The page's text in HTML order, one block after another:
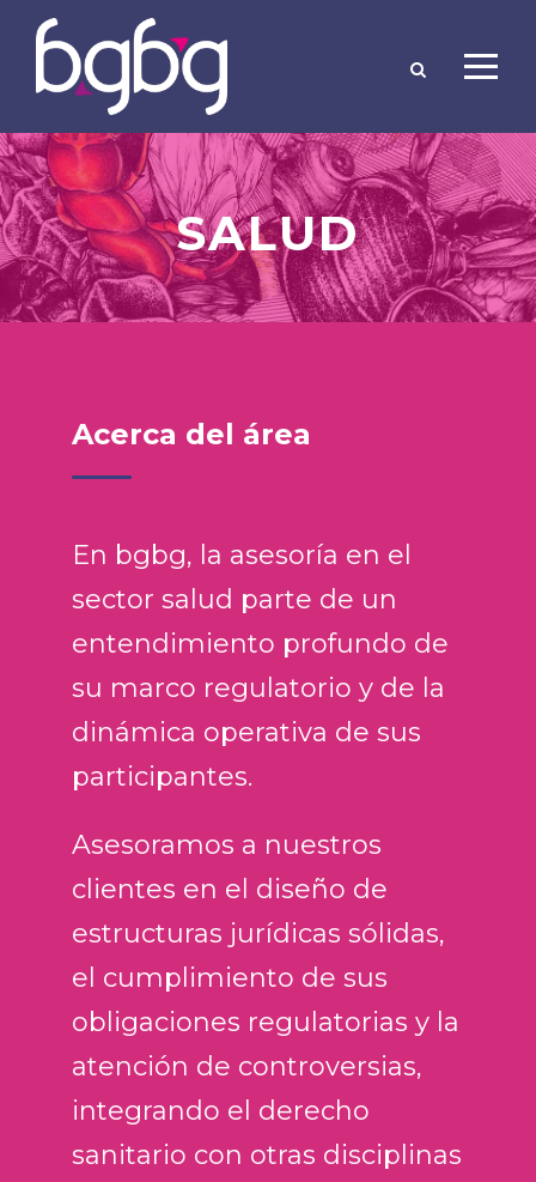
SALUD
Acerca del área
En bgbg, la asesoría en el
sector salud parte de un
entendimiento profundo de
su marco regulatorio y de la
dinámica operativa de sus
participantes.
Asesoramos a nuestros
clientes en el diseño de
estructuras jurídicas sólidas,
el cumplimiento de sus
obligaciones regulatorias y la
atención de controversias,
integrando el derecho
sanitario con otras disciplinas